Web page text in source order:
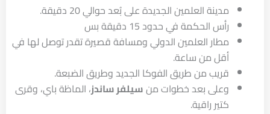
مدينة العلمين الجديدة على بُعد حوالي 20 دقيقة.
رأس الحكمة في حدود 15 دقيقة بس
مطار العلمين الدولي ومسافة قصيرة تقدر توصل لها في
أقل من ساعة.
قريب من طريق الفوكا الجديد وطريق الضبعة.
وعلى بعد خطوات منسيلفر ساندز، الماظة باي، وقرى
كتير راقية.